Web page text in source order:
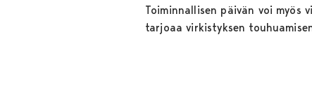
Toiminnallisen päivän voi
tarjoaa virkistyksen